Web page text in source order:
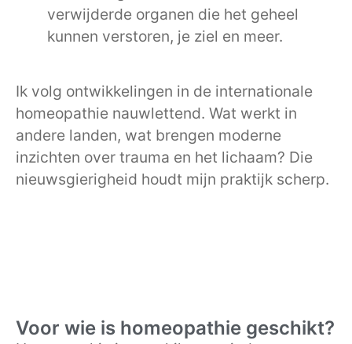
verwijderde organen die het geheel
kunnen verstoren, je ziel en meer.
Ik volg ontwikkelingen in de internationale
homeopathie nauwlettend. Wat werkt in
andere landen, wat brengen moderne
inzichten over trauma en het lichaam? Die
nieuwsgierigheid houdt mijn praktijk scherp.
Voor wie is homeopathie geschikt?